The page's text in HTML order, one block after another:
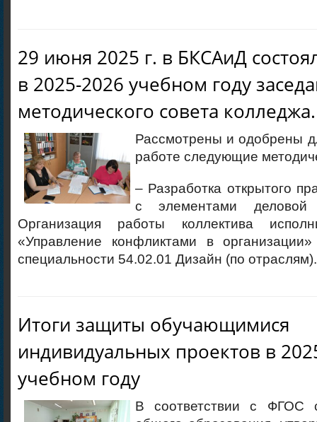
29 июня 2025 г. в БКСАиД
в 2025-2026 учебном году
методического совета колледжа.
Рассмотрены и одобрены
работе следующие
– Разработка открытого
с элементами
Организация работы коллектива
«Управление конфликтами в
специальности 54.02.01 Дизайн (по отраслям).
Итоги защиты обучающимися
индивидуальных проектов в
учебном году
В соответствии с ФГОС